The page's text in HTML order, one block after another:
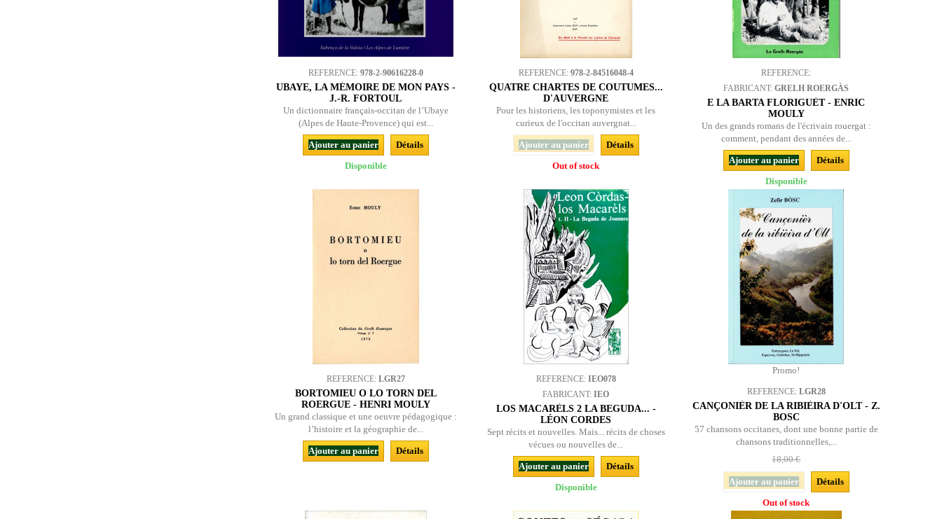
REFERENCE: 978-2-90616228-0
UBAYE, LA MÉMOIRE DE MON PAYS -
J.-R. FORTOUL
Un dictionnaire français-occitan de l’Ubaye
(Alpes de Haute-Provence) qui est...
Ajouter au panier
Détails
Disponible
REFERENCE: 978-2-84516048-4
QUATRE CHARTES DE COUTUMES...
D'AUVERGNE
Pour les historiens, les toponymistes et les
curieux de l'occitan auvergnat...
Ajouter au panier
Détails
Out of stock
REFERENCE:
FABRICANT:GRELH ROERGÀS
E LA BARTA FLORIGUÈT - ENRIC
MOULY
Un des grands romans de l'écrivain rouergat :
comment, pendant des années de...
Ajouter au panier
Détails
Disponible
REFERENCE: LGR27
BORTOMIEU O LO TORN DEL
ROERGUE - HENRI MOULY
Un grand classique et une oeuvre pédagogique :
l’histoire et la géographie de...
Ajouter au panier Détails
REFERENCE: IEO078
FABRICANT:IEO
LOS MACARÈLS 2 LA BEGUDA... -
LÉON CORDES
Sept récits et nouvelles. Mais... récits de choses
vécues ou nouvelles de...
Ajouter au panier
Détails
Disponible
Promo!
REFERENCE: LGR28
CANÇONIÈR DE LA RIBIÈIRA D'OLT - Z.
BOSC
57 chansons occitanes, dont une bonne partie de
chansons traditionnelles,...
18,00 €
Ajouter au panier
Détails
Out of stock